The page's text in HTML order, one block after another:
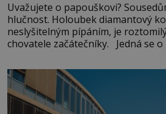
Uvažujete o papouškovi?
hlučnost. Holoubek diamantový
neslyšitelným pípáním, je
chovatele začátečníky. Jedná se
času tráví na zemi, kde sbírá
domovinou je prakticky celá
pobřežní oblasti.